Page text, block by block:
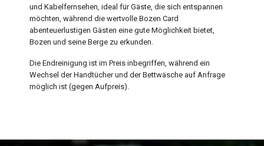
und Kabelfernsehen, ideal für Gäste, die sich entspannen
möchten, während die wertvolle Bozen Card
abenteuerlustigen Gästen eine gute Möglichkeit bietet,
Bozen und seine Berge zu erkunden.
Die Endreinigung ist im Preis inbegriffen, während ein
Wechsel der Handtücher und der Bettwäsche auf Anfrage
möglich ist (gegen Aufpreis).